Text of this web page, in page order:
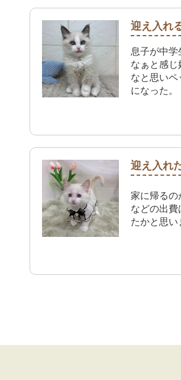
迎え入れ
息子が中
なぁと感
なと思い
になった。
迎え入れ
家に帰るの
などの出
たかと思